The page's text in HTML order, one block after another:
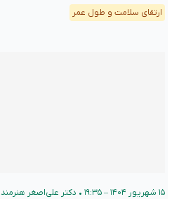
ارتقای سلامت و طول عمر
۱۵ شهریور ۱۴۰۴ – ۱۹:۳۵ • دکتر علی‌اصغر هنرمند